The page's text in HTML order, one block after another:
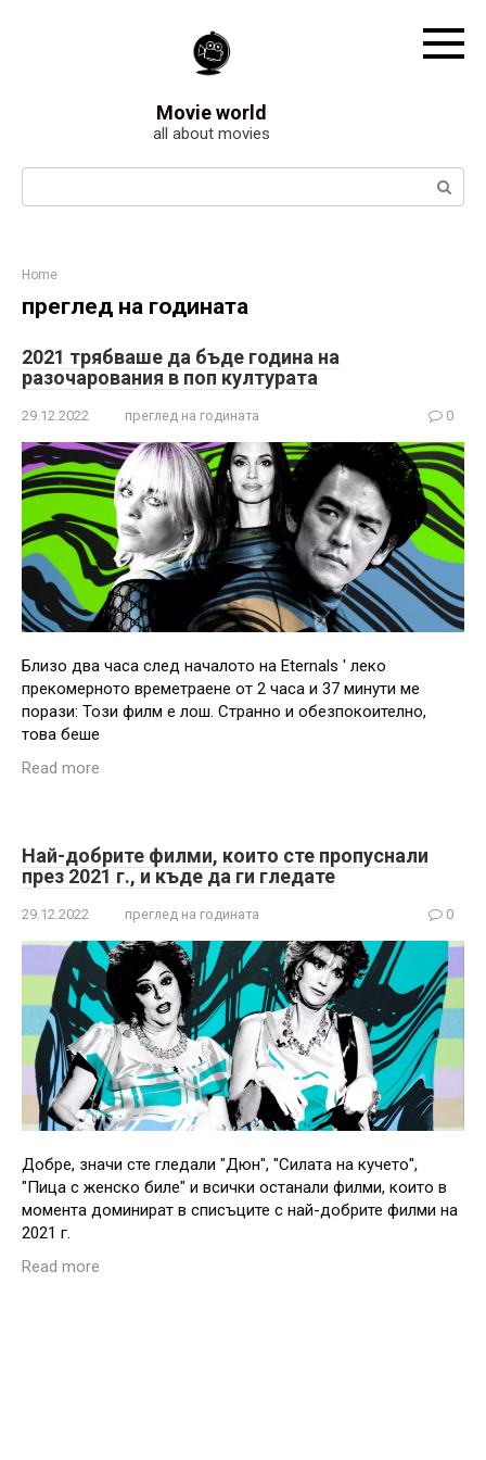
Movie world
all about movies
Search:
Home
преглед на годината
2021 трябваше да бъде година на
разочарования в поп културата
29.12.2022 преглед на годината 0
Близо два часа след началото на Eternals ' леко
прекомерното времетраене от 2 часа и 37 минути ме
порази: Този филм е лош. Странно и обезпокоително,
това беше
Read more
Най-добрите филми, които сте пропуснали
през 2021 г., и къде да ги гледате
29.12.2022 преглед на годината 0
Добре, значи сте гледали "Дюн", "Силата на кучето",
"Пица с женско биле" и всички останали филми, които в
момента доминират в списъците с най-добрите филми на
2021 г.
Read more